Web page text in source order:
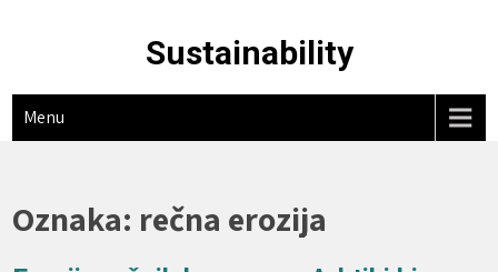
Sustainability
Menu
Oznaka: rečna erozija